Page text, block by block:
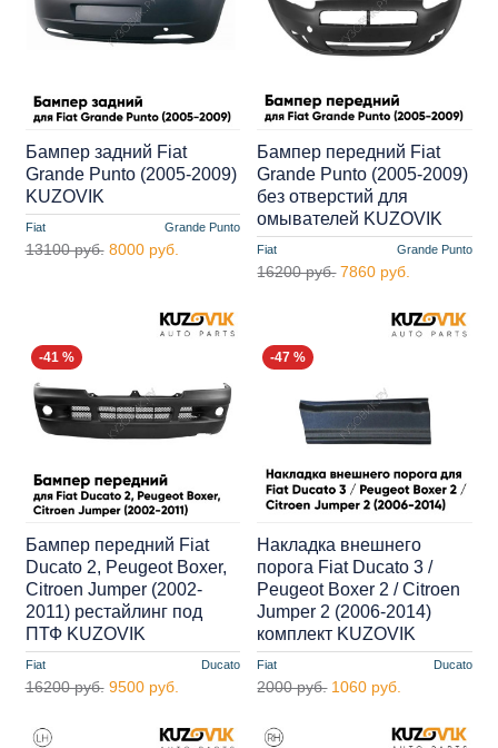
Fiat Grande Punto
Бампер задний Fiat
Grande Punto (2005-2009)
KUZOVIK
13100 руб. 8000 руб. Fiat Grande Punto
Бампер передний Fiat
Grande Punto (2005-2009)
без отверстий для
омывателей KUZOVIK
16200 руб. 7860 руб.
-41 %
Fiat Ducato
Бампер передний Fiat
Ducato 2, Peugeot Boxer,
Citroen Jumper (2002-
2011) рестайлинг под
ПТФ KUZOVIK
16200 руб. 9500 руб.
-47 %
Fiat Ducato
Накладка внешнего
порога Fiat Ducato 3 /
Peugeot Boxer 2 / Citroen
Jumper 2 (2006-2014)
комплект KUZOVIK
2000 руб. 1060 руб.